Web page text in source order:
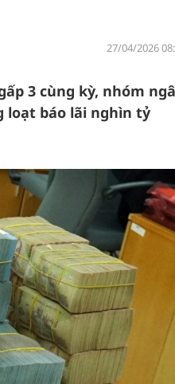
27/04/2026
3 cùng kỳ, nhóm
loạt báo lãi nghìn tỷ